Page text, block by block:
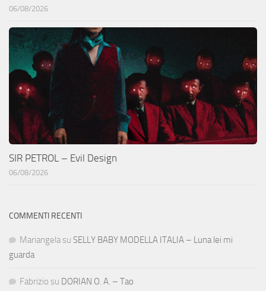
06/08/2026
SIR PETROL – Evil Design
06/08/2026
COMMENTI RECENTI
Mariangela su SELLY BABY MODELLA ITALIA – Luna lei mi
guarda
Fabrizio su DORIAN O. A. – Tao